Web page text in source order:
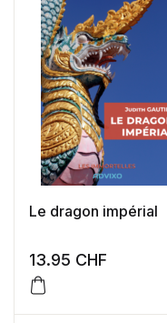
Le dragon impérial
13.95 CHF